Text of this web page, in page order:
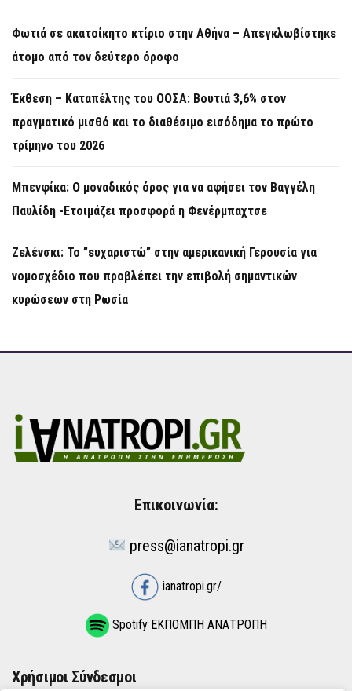
Φωτιά σε ακατοίκητο κτίριο στην Αθήνα – Απεγκλωβίστηκε
άτομο από τον δεύτερο όροφο
Έκθεση – Καταπέλτης του ΟΟΣΑ: Βουτιά 3,6% στον
πραγματικό μισθό και το διαθέσιμο εισόδημα το πρώτο
τρίμηνο του 2026
Μπενφίκα: Ο μοναδικός όρος για να αφήσει τον Βαγγέλη
Παυλίδη -Ετοιμάζει προσφορά η Φενέρμπαχτσε
Ζελένσκι: Το ”ευχαριστώ” στην αμερικανική Γερουσία για
νομοσχέδιο που προβλέπει την επιβολή σημαντικών
κυρώσεων στη Ρωσία
Επικοινωνία:
press@ianatropi.gr
ianatropi.gr/
Spotify ΕΚΠΟΜΠΗ ΑΝΑΤΡΟΠΗ
Χρήσιμοι Σύνδεσμοι